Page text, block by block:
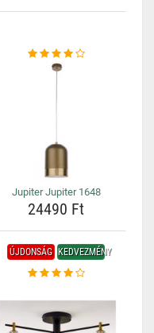
Jupiter Jupiter 1648
24490 Ft
ÚJDONSÁG KEDVEZMÉNY